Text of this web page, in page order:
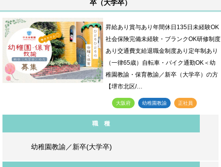
卒（大学卒）
昇給あり賞与あり年間休日135日未経験OK
社会保険完備未経験・ブランクOK研修制度
あり交通費支給退職金制度あり定年制あり
（一律65歳）自転車・バイク通勤OK＜幼
稚園教諭・保育教諭／新卒（大学卒）の方
【堺市北区/…
大阪府 幼稚園教諭 正社員
職 種
幼稚園教諭／新卒(大学卒)